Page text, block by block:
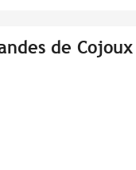
de Cojoux